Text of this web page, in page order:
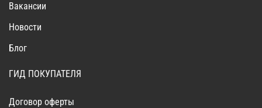
Вакансии
Новости
Блог
ГИД ПОКУПАТЕЛЯ
Договор оферты